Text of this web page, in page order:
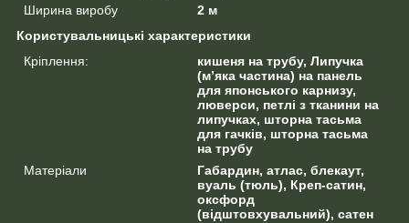
Ширина виробу
2 м
Користувальницькі характеристики
Кріплення:
кишеня на трубу, Липучка
(м’яка частина) на панель
для японського карнизу,
люверси, петлі з тканини на
липучках, шторна тасьма
для гачків, шторна тасьма
на трубу
Матеріали
Габардин, атлас, блекаут,
вуаль (тюль), Креп-сатин,
оксфорд
(відштовхувальний), сатен